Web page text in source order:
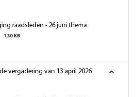
raadsleden - 26 juni thema
130 KB
vergadering van 13 april 2026